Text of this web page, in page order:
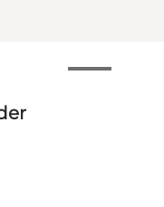
Min partner, Mig selv